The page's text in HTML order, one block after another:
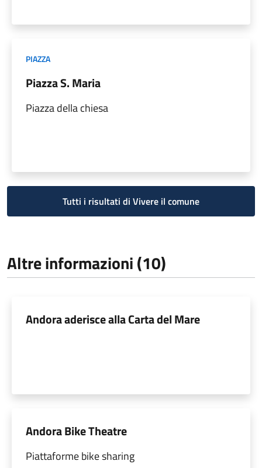
PIAZZA
Piazza S. Maria
Piazza della chiesa
Tutti i risultati di Vivere il comune
Altre informazioni (10)
Andora aderisce alla Carta del Mare
Andora Bike Theatre
Piattaforme bike sharing